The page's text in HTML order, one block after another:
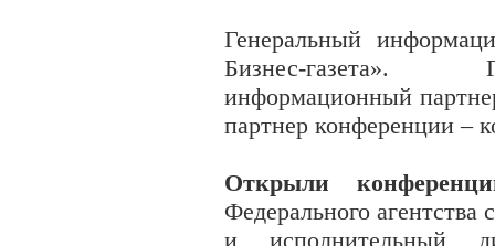
Генеральный
Бизнес-газета».
информационный
партнер конференции –
Открыли
Федерального
и исполнительный